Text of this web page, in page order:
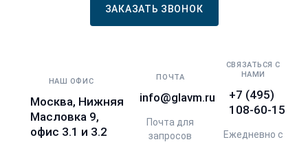
ЗАКАЗАТЬ ЗВОНОК
НАШ ОФИС
Москва, Нижняя
Масловка 9,
офис 3.1 и 3.2
ПОЧТА
info@glavm.ru
Почта для
запросов
СВЯЗАТЬСЯ С
НАМИ
+7 (495)
108-60-15
Ежедневно с